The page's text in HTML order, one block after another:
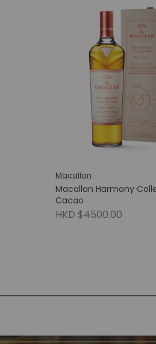
Macallan
Macallan Harmony
Cacao
HKD $4500.00